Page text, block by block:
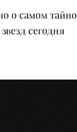
о самом
сегодня